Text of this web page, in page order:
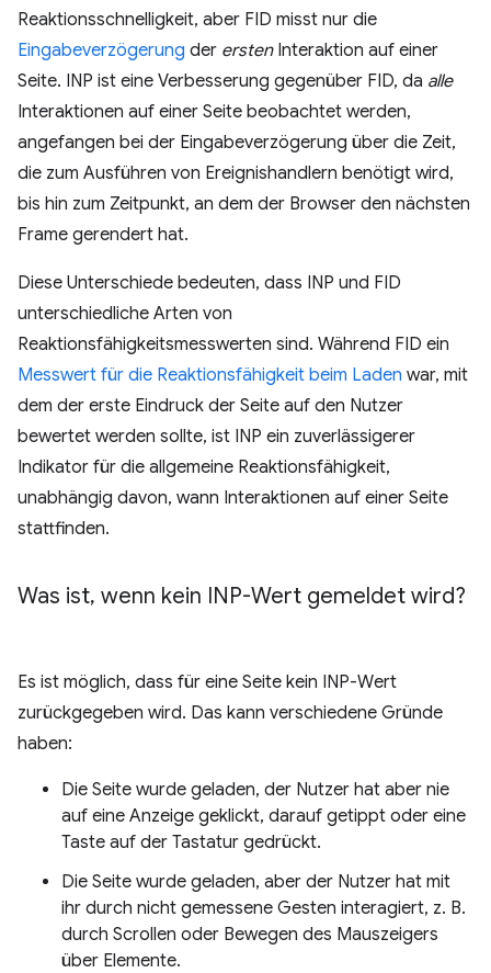
Reaktionsschnelligkeit, aber FID misst nur die
Eingabeverzögerung der erstenInteraktion auf einer
Seite. INP ist eine Verbesserung gegenüber FID, da alle
Interaktionen auf einer Seite beobachtet werden,
angefangen bei der Eingabeverzögerung über die Zeit,
die zum Ausführen von Ereignishandlern benötigt wird,
bis hin zum Zeitpunkt, an dem der Browser den nächsten
Frame gerendert hat.
Diese Unterschiede bedeuten, dass INP und FID
unterschiedliche Arten von
Reaktionsfähigkeitsmesswerten sind. Während FID ein
Messwert für die Reaktionsfähigkeit beim Laden war, mit
dem der erste Eindruck der Seite auf den Nutzer
bewertet werden sollte, ist INP ein zuverlässigerer
Indikator für die allgemeine Reaktionsfähigkeit,
unabhängig davon, wann Interaktionen auf einer Seite
stattfinden.
Was ist, wenn kein INP-Wert gemeldet wird?
Es ist möglich, dass für eine Seite kein INP-Wert
zurückgegeben wird. Das kann verschiedene Gründe
haben:
Die Seite wurde geladen, der Nutzer hat aber nie
auf eine Anzeige geklickt, darauf getippt oder eine
Taste auf der Tastatur gedrückt.
Die Seite wurde geladen, aber der Nutzer hat mit
ihr durch nicht gemessene Gesten interagiert, z. B.
durch Scrollen oder Bewegen des Mauszeigers
über Elemente.